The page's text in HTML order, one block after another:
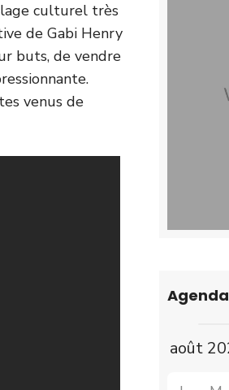
culturel très
de Gabi Henry
buts, de vendre
venus de
Agenda